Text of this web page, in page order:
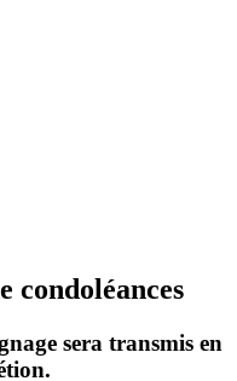
condoléances
sera transmis en